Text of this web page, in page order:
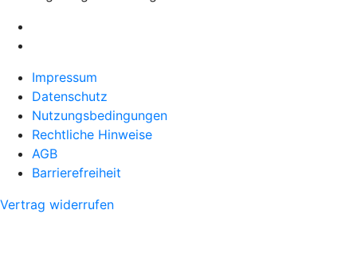
Impressum
Datenschutz
Nutzungsbedingungen
Rechtliche Hinweise
AGB
Barrierefreiheit
Vertrag widerrufen